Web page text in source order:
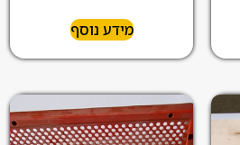
מידע נוסף